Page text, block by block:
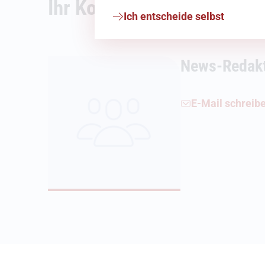
Ich entscheide selbst
Ihr Kontakt
News-
E-Mail